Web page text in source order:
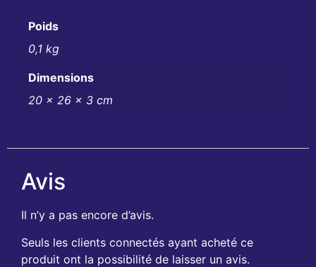
Poids
0,1 kg
Dimensions
20 × 26 × 3 cm
Avis
Il n’y a pas encore d’avis.
Seuls les clients connectés ayant acheté ce
produit ont la possibilité de laisser un avis.